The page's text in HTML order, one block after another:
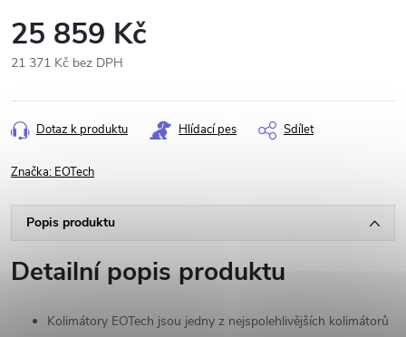
25 859 Kč
21 371 Kč bez DPH
cena:
Dotaz k produktu Hlídací pes Sdílet
Značka: EOTech
Popis produktu
Detailní popis produktu
Kolimátory EOTech jsou jedny z nejspolehlivějších kolimátorů